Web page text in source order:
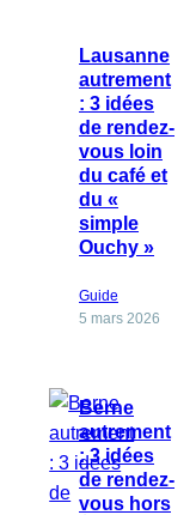
Lausanne
autrement
: 3 idées
de rendez-
vous loin
du café et
du «
simple
Ouchy »
Guide
5 mars 2026
Berne
autrement
: 3 idées
de rendez-
vous hors